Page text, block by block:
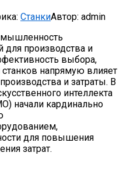
СтанкиАвтор: admin
для производства и
выбора,
напрямую влияет
и затраты. В
интеллекта
начали кардинально
для повышения
затрат.